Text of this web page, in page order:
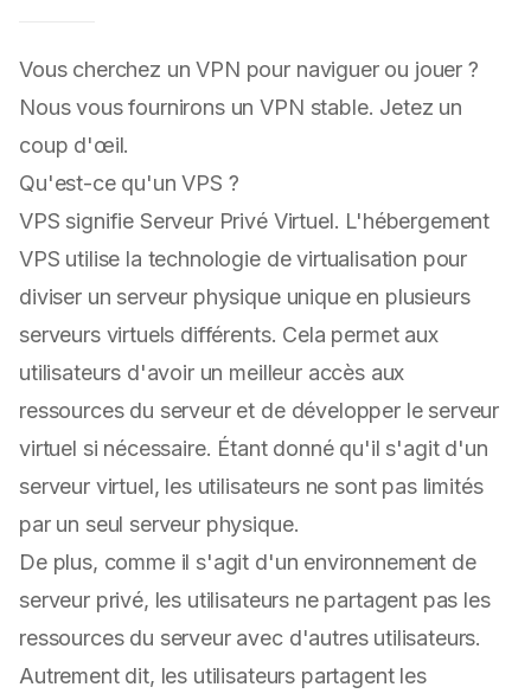
Vous cherchez un VPN pour naviguer ou jouer ?
Nous vous fournirons un VPN stable. Jetez un
coup d'œil.
Qu'est-ce qu'un VPS ?
VPS signifie Serveur Privé Virtuel. L'hébergement
VPS utilise la technologie de virtualisation pour
diviser un serveur physique unique en plusieurs
serveurs virtuels différents. Cela permet aux
utilisateurs d'avoir un meilleur accès aux
ressources du serveur et de développer le serveur
virtuel si nécessaire. Étant donné qu'il s'agit d'un
serveur virtuel, les utilisateurs ne sont pas limités
par un seul serveur physique.
De plus, comme il s'agit d'un environnement de
serveur privé, les utilisateurs ne partagent pas les
ressources du serveur avec d'autres utilisateurs.
Autrement dit, les utilisateurs partagent les